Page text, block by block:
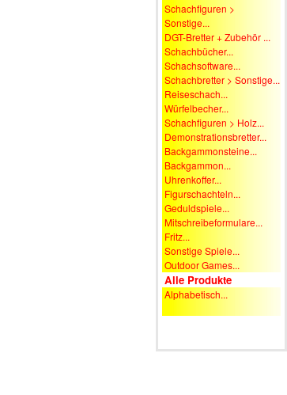
Schachfiguren >
Sonstige...
DGT-Bretter + Zubehör ...
Schachbücher...
Schachsoftware...
Schachbretter > Sonstige...
Reiseschach...
Würfelbecher...
Schachfiguren > Holz...
Demonstrationsbretter...
Backgammonsteine...
Backgammon...
Uhrenkoffer...
Figurschachteln...
Geduldspiele...
Mitschreibeformulare...
Fritz...
Sonstige Spiele...
Outdoor Games...
Alle Produkte
Alphabetisch...